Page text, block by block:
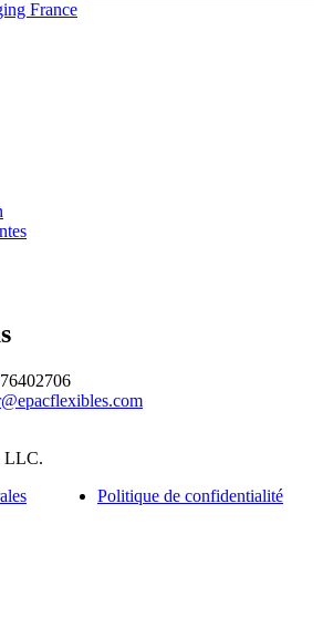
LLC.
Politique de confidentialité